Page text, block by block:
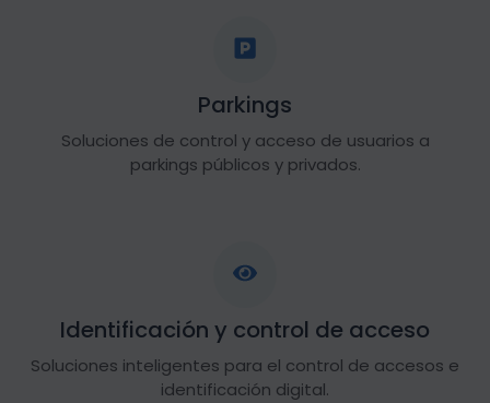
Parkings
Soluciones de control y acceso de usuarios a
parkings públicos y privados.
Identificación y control de acceso
Soluciones inteligentes para el control de accesos e
identificación digital.